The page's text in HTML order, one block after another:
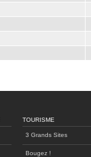
TOURISME
3 Grands Sites
Bougez !